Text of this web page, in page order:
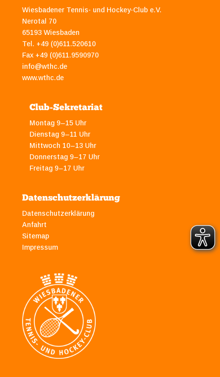
Wiesbadener Tennis- und Hockey-Club e.V.
Nerotal 70
65193 Wiesbaden
Tel. +49 (0)611.520610
Fax +49 (0)611.9590970
info@wthc.de
www.wthc.de
Club-Sekretariat
Montag 9–15 Uhr
Dienstag 9–11 Uhr
Mittwoch 10–13 Uhr
Donnerstag 9–17 Uhr
Freitag 9–17 Uhr
Datenschutzerklärung
Datenschutzerklärung
Anfahrt
Sitemap
Impressum